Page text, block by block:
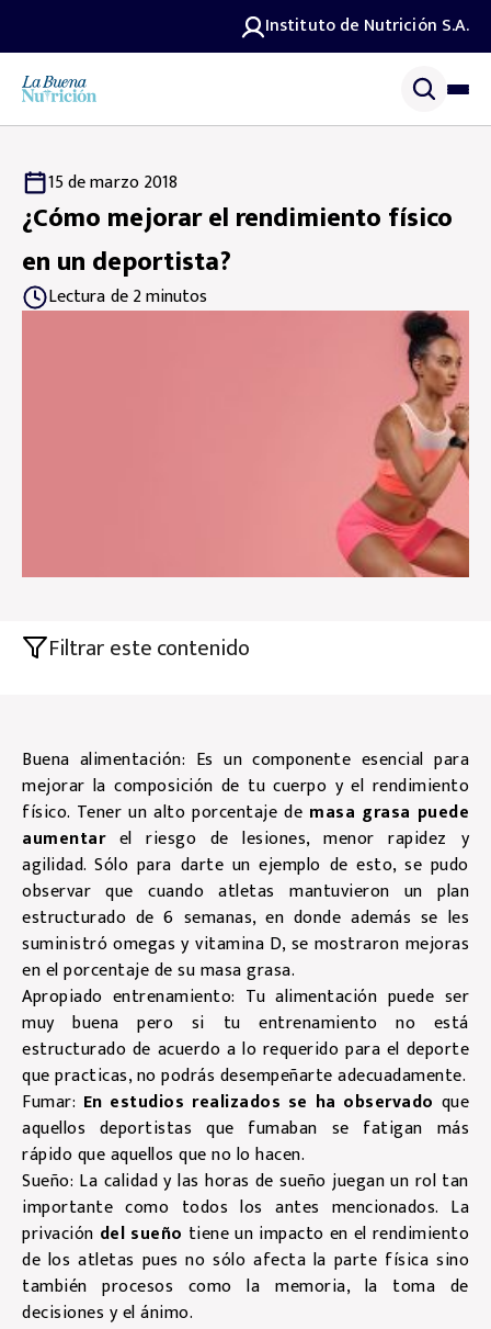
Instituto de Nutrición S.A.
15 de marzo 2018
¿Cómo mejorar el rendimiento físico
en un deportista?
Lectura de 2 minutos
Filtrar este contenido
Buena alimentación: Es un componente esencial para
mejorar la composición de tu cuerpo y el rendimiento
físico. Tener un alto porcentaje de masa grasa puede
aumentarel riesgo de lesiones, menor rapidez y
agilidad. Sólo para darte un ejemplo de esto, se pudo
observar que cuando atletas mantuvieron un plan
estructurado de 6 semanas, en donde además se les
suministró omegas y vitamina D, se mostraron mejoras
en el porcentaje de su masa grasa.
Apropiado entrenamiento: Tu alimentación puede ser
muy buena pero si tu entrenamiento no está
estructurado de acuerdo a lo requerido para el deporte
que practicas, no podrás desempeñarte adecuadamente.
Fumar: En estudios realizados se ha observado que
aquellos deportistas que fumaban se fatigan más
rápido que aquellos que no lo hacen.
Sueño: La calidad y las horas de sueño juegan un rol tan
importante como todos los antes mencionados. La
privación del sueño tiene un impacto en el rendimiento
de los atletas pues no sólo afecta la parte física sino
también procesos como la memoria, la toma de
decisiones y el ánimo.